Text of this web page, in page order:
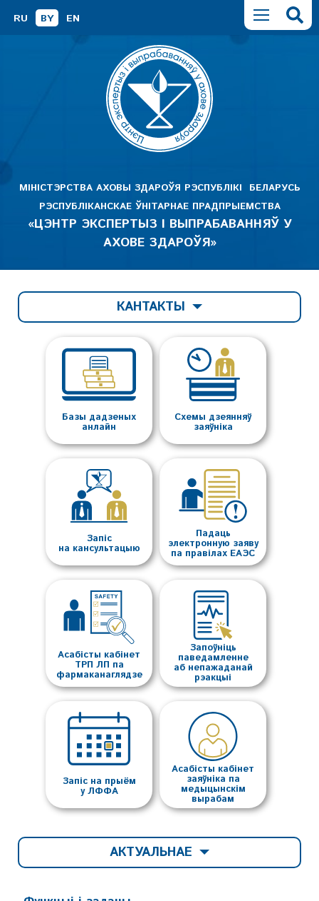
RU BY EN
МІНІСТЭРСТВА АХОВЫ ЗДАРОЎЯ РЭСПУБЛІКІ БЕЛАРУСЬ
РЭСПУБЛІКАНСКАЕ ЎНІТАРНАЕ ПРАДПРЫЕМСТВА
«ЦЭНТР ЭКСПЕРТЫЗ І ВЫПРАБАВАННЯЎ У
АХОВЕ ЗДАРОЎЯ»
КАНТАКТЫ
Базы дадзеных
анлайн
Схемы дзеянняў
заяўніка
Запіс
на кансультацыю
Падаць
электронную заяву
па правілах ЕАЭС
Асабісты кабінет
ТРП ЛП па
фармаканаглядзе
Запоўніць
паведамленне
аб непажаданай
рэакцыі
Запіс на прыём
у ЛФФА
Асабісты кабінет
заяўніка па
медыцынскім
вырабам
АКТУАЛЬНАЕ